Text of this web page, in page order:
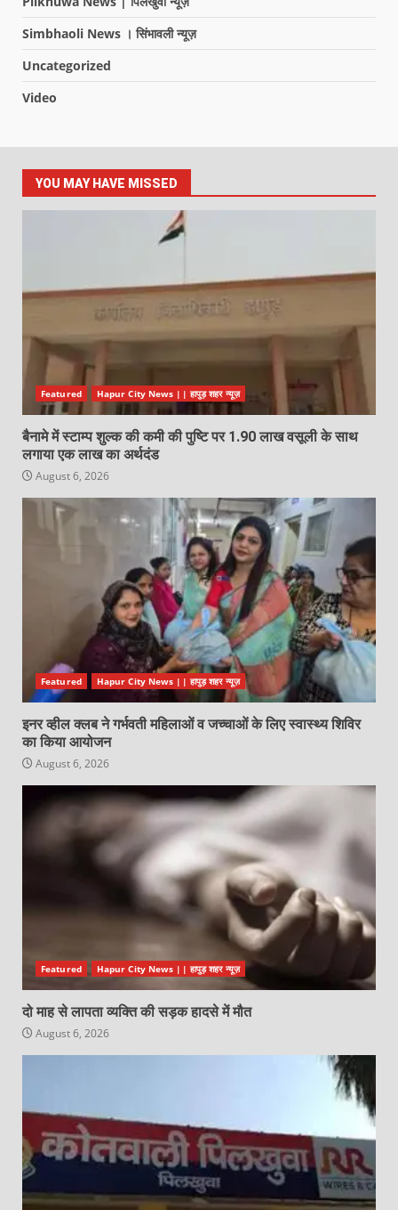
Simbhaoli News । सिंभावली न्यूज़
Uncategorized
Video
YOU MAY HAVE MISSED
Featured Hapur City News || हापुड़ शहर न्यूज़
बैनामे में स्टाम्प शुल्क की कमी की पुष्टि पर 1.90 लाख वसूली के साथ
लगाया एक लाख का अर्थदंड
August 6, 2026
Featured Hapur City News || हापुड़ शहर न्यूज़
इनर व्हील क्लब ने गर्भवती महिलाओं व जच्चाओं के लिए स्वास्थ्य शिविर
का किया आयोजन
August 6, 2026
Featured Hapur City News || हापुड़ शहर न्यूज़
दो माह से लापता व्यक्ति की सड़क हादसे में मौत
August 6, 2026